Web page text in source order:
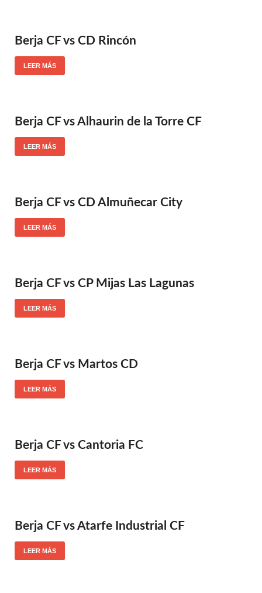
Berja CF vs CD Rincón
LEER MÁS
Berja CF vs Alhaurin de la Torre CF
LEER MÁS
Berja CF vs CD Almuñecar City
LEER MÁS
Berja CF vs CP Mijas Las Lagunas
LEER MÁS
Berja CF vs Martos CD
LEER MÁS
Berja CF vs Cantoria FC
LEER MÁS
Berja CF vs Atarfe Industrial CF
LEER MÁS